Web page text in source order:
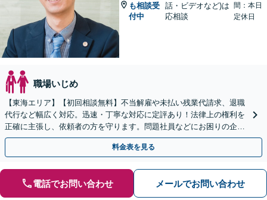
も相談受
付中
話・ビデオなど)は
応相談
間：本日
定休日
職場いじめ
【東海エリア】【初回相談無料】不当解雇や未払い残業代請求、退職
代行など幅広く対応。迅速・丁寧な対応に定評あり！法律上の権利を
正確に主張し、依頼者の方を守ります。問題社員などにお困りの企業
さまもぜひご相談ください【電話相談可】【法テラス可】
料金表を見る
電話でお問い合わせ メールでお問い合わせ